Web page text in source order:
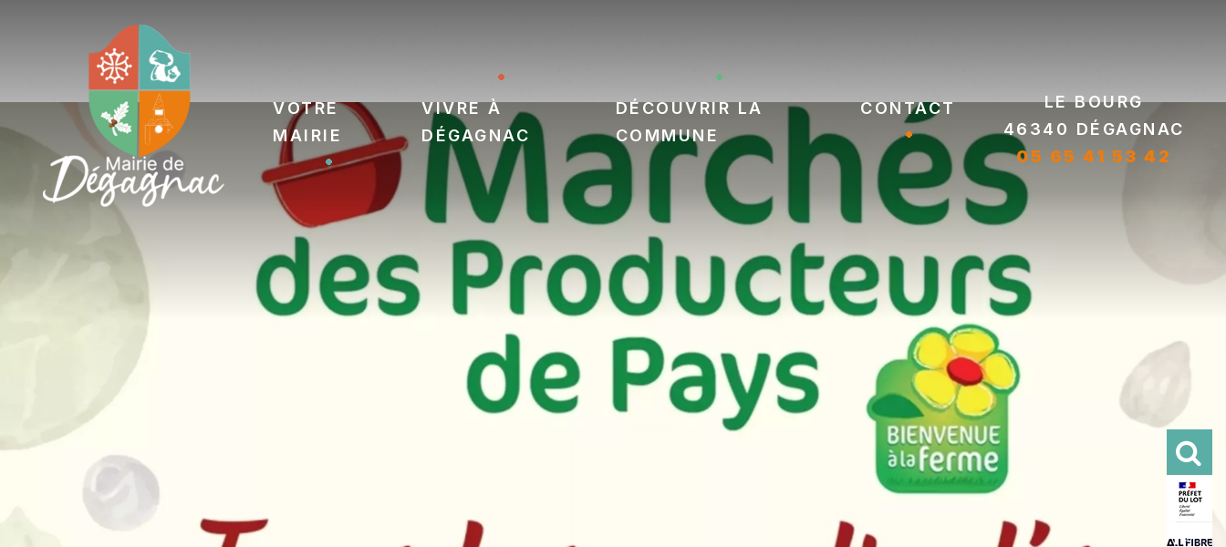
Le bourg
46340 DÉGAGNAC
05 65 41 53 42
Votre
Mairie
Vivre à
Dégagnac
Découvrir la
commune
Contact